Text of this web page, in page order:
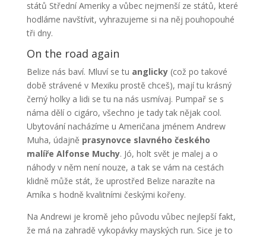
států Střední Ameriky a vůbec nejmenší ze států, které
hodláme navštívit, vyhrazujeme si na něj pouhopouhé
tři dny.
On the road again
Belize nás baví. Mluví se tu anglicky(což po takové
době strávené v Mexiku prostě chceš), mají tu krásný
černý holky a lidi se tu na nás usmívaj. Pumpař se s
náma dělí o cigáro, všechno je tady tak nějak cool.
Ubytování nacházíme u Američana jménem Andrew
Muha, údajně prasynovce slavného českého
malíře Alfonse Muchy. Jó, holt svět je malej a o
náhody v něm není nouze, a tak se vám na cestách
klidně může stát, že uprostřed Belize narazíte na
Amíka s hodně kvalitními českými kořeny.
Na Andrewi je kromě jeho původu vůbec nejlepší fakt,
že má na zahradě vykopávky mayských run. Sice je to